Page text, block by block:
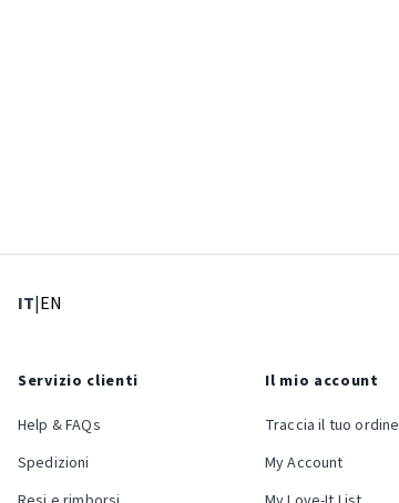
IT: Lingua corrente
|EN
Servizio clienti
Help & FAQs
Spedizioni
Il mio account
Traccia il tuo ordine
My Account